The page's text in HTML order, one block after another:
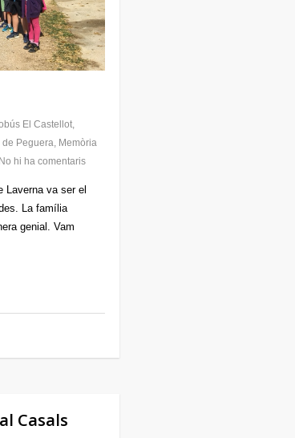
El Castellot,
de Peguera, Memòria
No hi ha comentaris
Laverna va ser el
La família
genial. Vam
Casals